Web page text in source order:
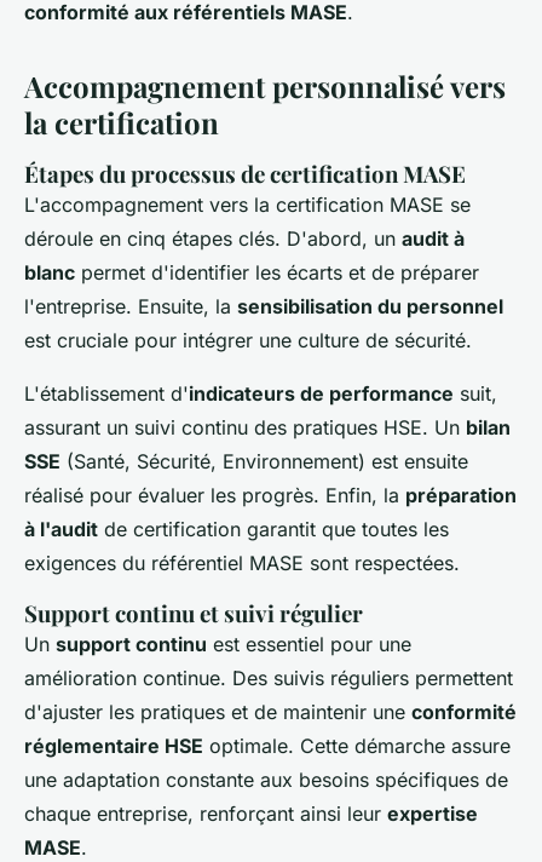
conformité aux référentiels MASE.
Accompagnement personnalisé vers
la certification
Étapes du processus de certification MASE
L'accompagnement vers la certification MASE se
déroule en cinq étapes clés. D'abord, un audit à
blanc permet d'identifier les écarts et de préparer
l'entreprise. Ensuite, la sensibilisation du personnel
est cruciale pour intégrer une culture de sécurité.
L'établissement d'indicateurs de performance suit,
assurant un suivi continu des pratiques HSE. Un bilan
SSE (Santé, Sécurité, Environnement) est ensuite
réalisé pour évaluer les progrès. Enfin, la préparation
à l'audit de certification garantit que toutes les
exigences du référentiel MASE sont respectées.
Support continu et suivi régulier
Un support continu est essentiel pour une
amélioration continue. Des suivis réguliers permettent
d'ajuster les pratiques et de maintenir une conformité
réglementaire HSE optimale. Cette démarche assure
une adaptation constante aux besoins spécifiques de
chaque entreprise, renforçant ainsi leur expertise
MASE.